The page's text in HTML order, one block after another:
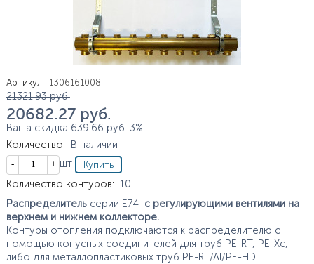
Артикул: 1306161008
Цена
21 321.93 руб.
20 682.27 руб.
Ваша скидка 639.66 руб. 3%
Количество:
В наличии
Кол-во
шт
Характеристики
Количество контуров: 10
Распределительсерии E74 с регулирующими вентилями на
верхнем и нижнем коллекторе.
Контуры отопления подключаются к распределителю с
помощью конусных соединителей для труб PE-RT, PE-Xc,
либо для металлопластиковых труб PE-RT/Al/PE-HD.